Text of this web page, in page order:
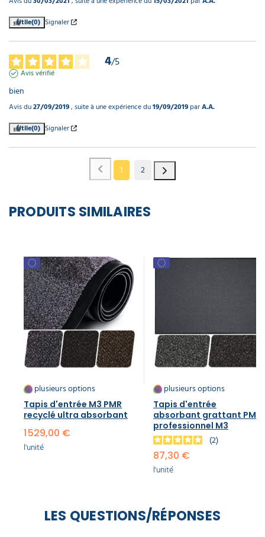
PRODUITS SIMILAIRES
plusieurs options
Tapis d'entrée M3 PMR
recyclé ultra absorbant
1 529,00 €
l'unité
plusieurs options
Tapis d'entrée
absorbant grattant PMR
professionnel M3
2
87,30 €
l'unité
LES QUESTIONS/RÉPONSES
Utile(0) Signaler
4/5
Avis vérifié
bien
Avis du27/09/2019, suite à une expérience du19/09/2019parA.A.
Utile(0) Signaler
1 2